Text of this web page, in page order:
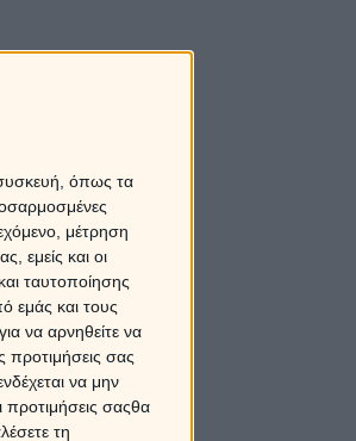
όπως τα
μέτρηση
εμείς και οι
ταυτοποίησης
εμάς και τους
να αρνηθείτε να
προτιμήσεις σας
να μην
προτιμήσεις σαςθα
τη
τώρα